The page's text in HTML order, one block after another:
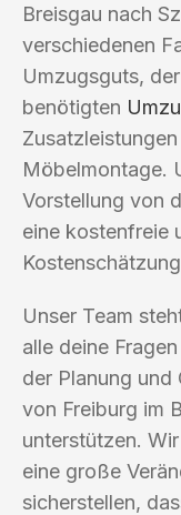
Breisgau nach
verschiedenen
Umzugsguts,
benötigten
Möbelmontage.
Vorstellung von
eine kostenfreie
Unser Team
alle deine
der Planung und
von Freiburg im
unterstützen.
eine große
sicherstellen,